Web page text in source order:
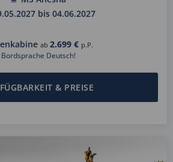
bis 04.06.2027
ab2.699 € p.P.
Bordsprache Deutsch!
& PREISE